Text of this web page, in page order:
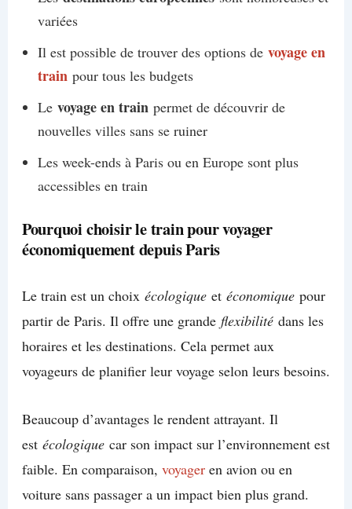
variées
Il est possible de trouver des options de voyage en
train pour tous les budgets
Le voyage en train permet de découvrir de
nouvelles villes sans se ruiner
Les week-ends à Paris ou en Europe sont plus
accessibles en train
Pourquoi choisir le train pour voyager
économiquement depuis Paris
Le train est un choix écologiqueet économiquepour
partir de Paris. Il offre une grande flexibilitédans les
horaires et les destinations. Cela permet aux
voyageurs de planifier leur voyage selon leurs besoins.
Beaucoup d’avantages le rendent attrayant. Il
est écologiquecar son impact sur l’environnement est
faible. En comparaison, voyageren avion ou en
voiture sans passager a un impact bien plus grand.